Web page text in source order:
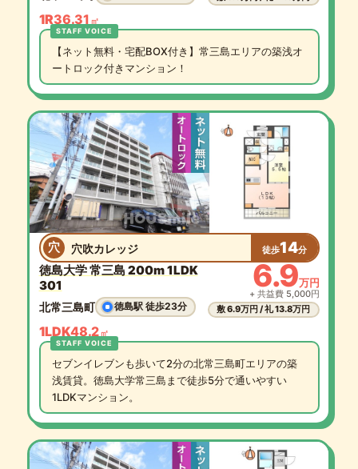
1R36.31 ㎡
【ネット無料・宅配BOX付き】常三島エリアの築浅オ
ートロック付きマンション！
穴 穴吹カレッジ 徒歩14分
徳島大学 常三島 200m 1LDK
301
北常三島町 徳島駅 徒歩23分
1LDK48.2㎡
6.9万円
+ 共益費 5,000円
敷 6.9万円 / 礼 13.8万円
セブンイレブンも歩いて2分の北常三島町エリアの築
浅賃貸。徳島大学常三島まで徒歩5分で通いやすい
1LDKマンション。